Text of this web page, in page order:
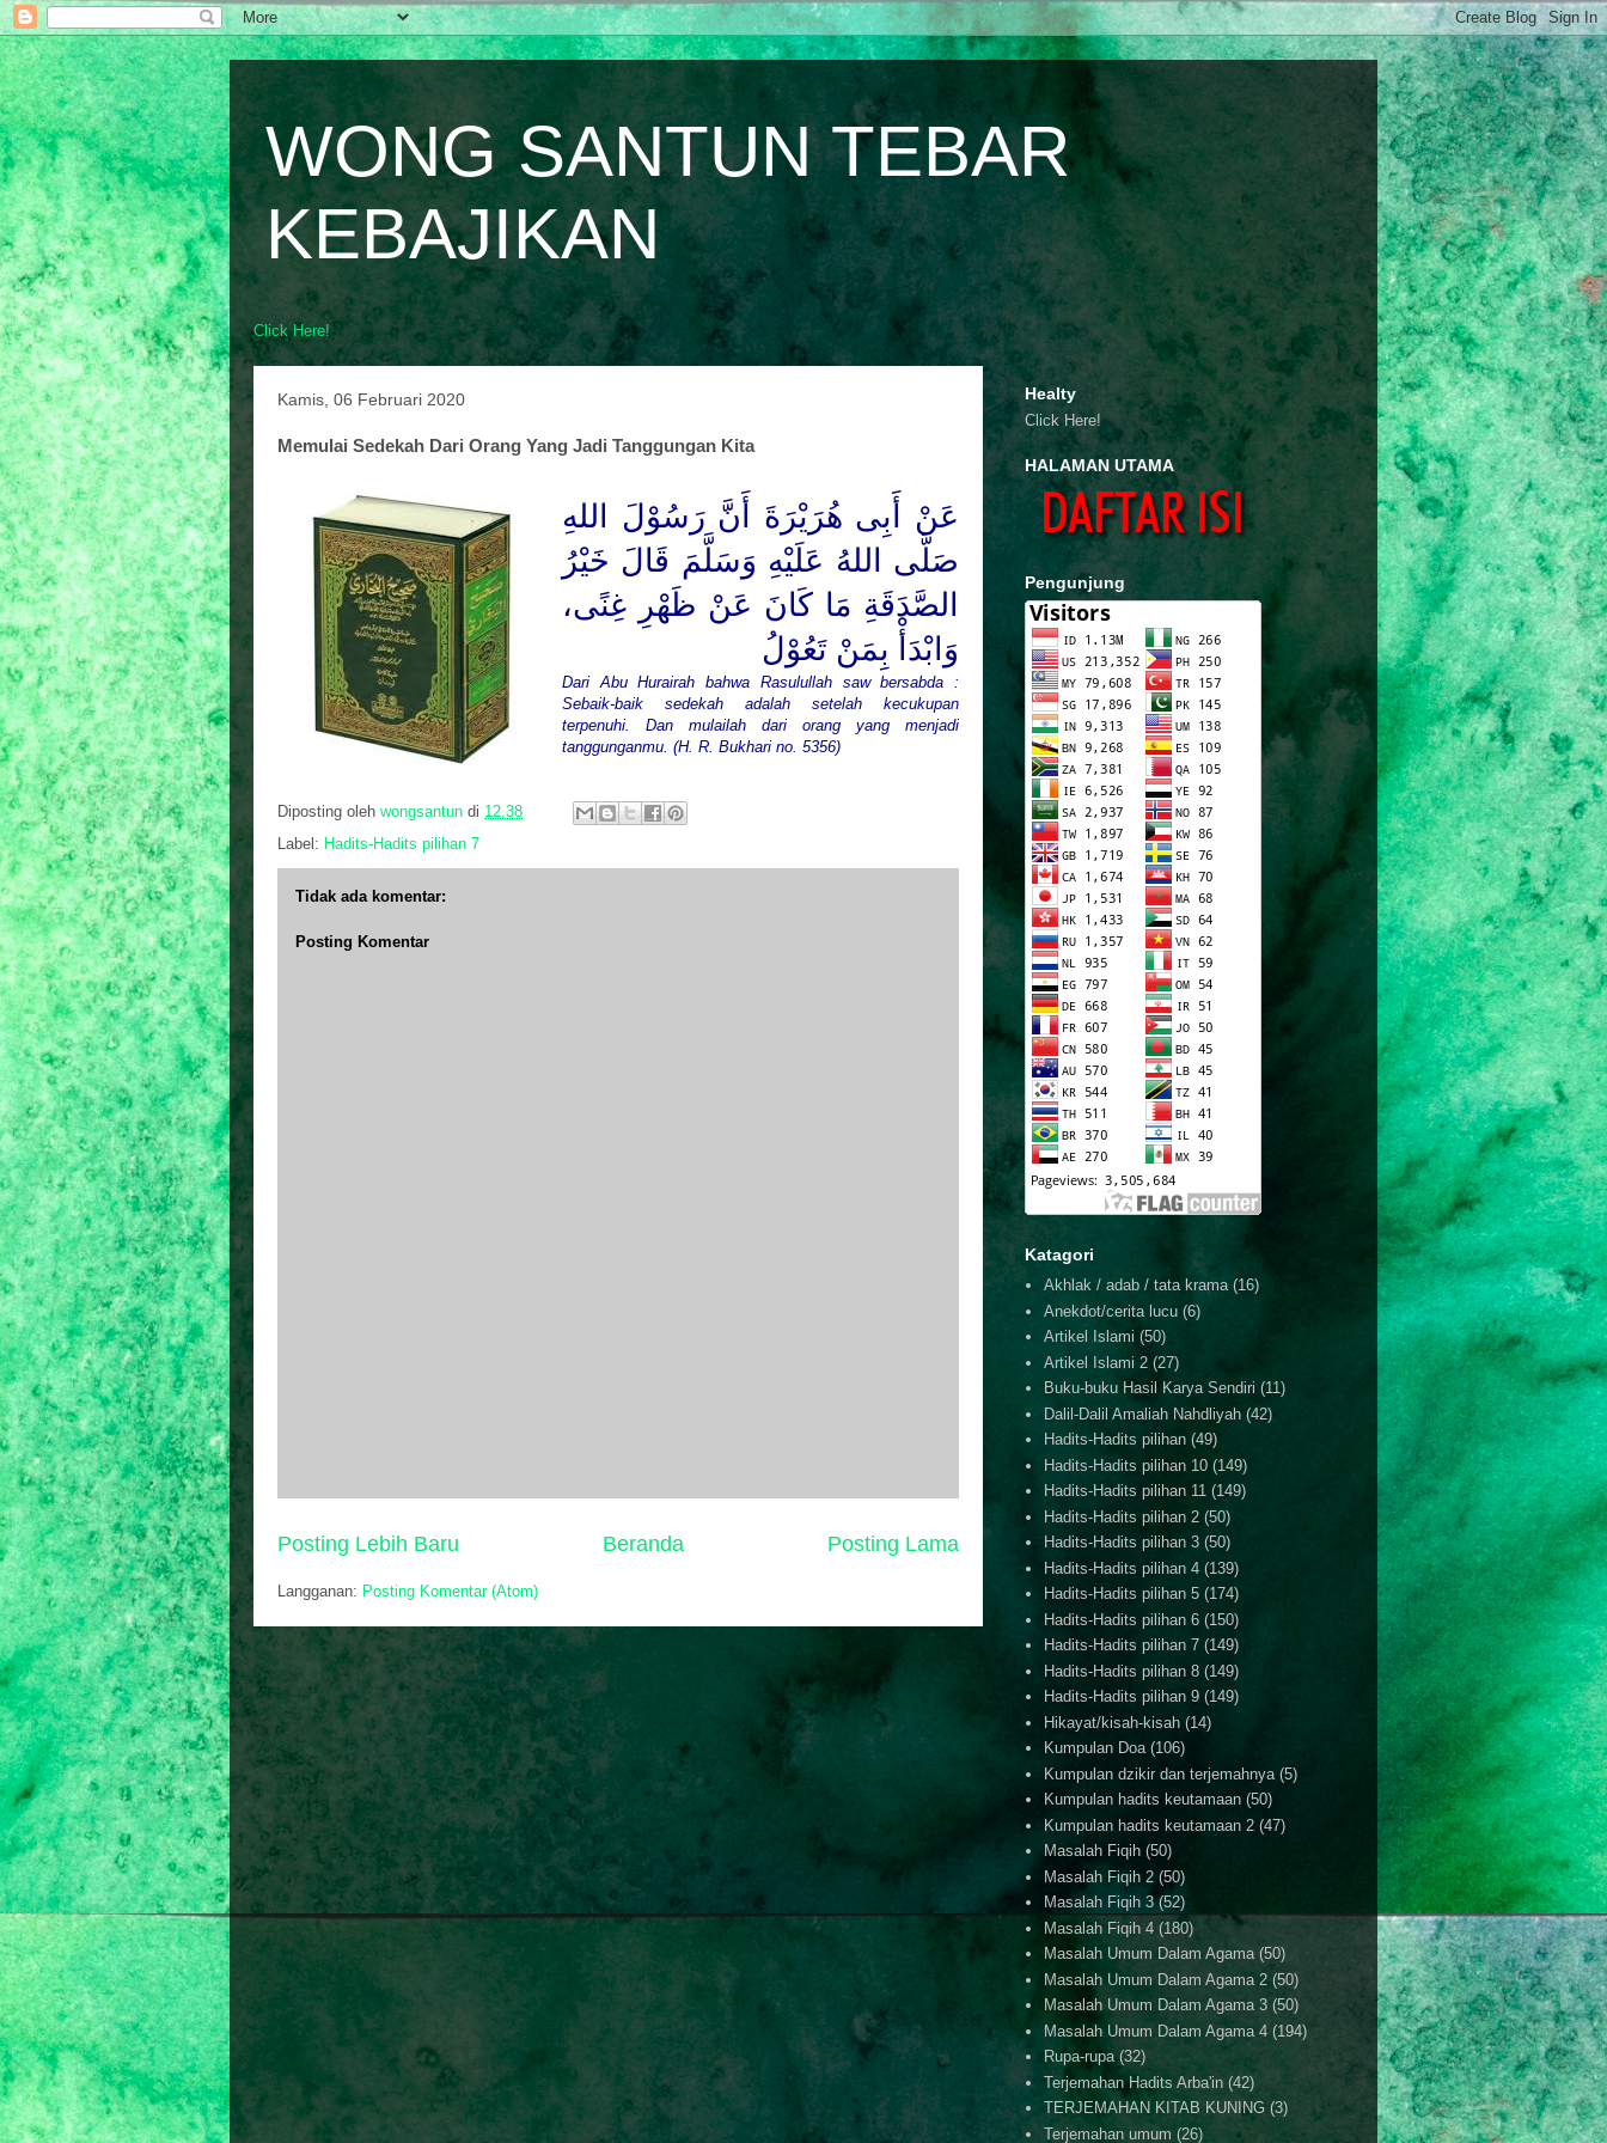
WONG SANTUN TEBAR
KEBAJIKAN
Click Here!
Kamis, 06 Februari 2020
Memulai Sedekah Dari Orang Yang Jadi Tanggungan Kita
عَنْ أَبِى هُرَيْرَةَ أَنَّ رَسُوْلَ
اللهِ
صَلَّى اللهُ عَلَيْهِ وَسَلَّمَ قَالَ خَيْرُ
الصَّدَقَةِ مَا كَانَ عَنْ ظَهْرِ غِنًى،
وَابْدَأْ بِمَنْ تَعُوْلُ
Dari Abu Hurairah bahwa Rasulullah saw bersabda :
Sebaik-baik sedekah adalah setelah kecukupan
terpenuhi. Dan mulailah dari orang yang menjadi
tanggunganmu. (H. R. Bukhari no. 5356)
Diposting oleh wongsantun di 12.38
Label: Hadits-Hadits pilihan 7
Tidak ada komentar:
Posting Komentar
Posting Lebih Baru Posting Lama
Beranda
Langganan: Posting Komentar (Atom)
Healty
Click Here!
HALAMAN UTAMA
Pengunjung
Katagori
Akhlak / adab / tata krama (16)
Anekdot/cerita lucu (6)
Artikel Islami (50)
Artikel Islami 2 (27)
Buku-buku Hasil Karya Sendiri (11)
Dalil-Dalil Amaliah Nahdliyah (42)
Hadits-Hadits pilihan (49)
Hadits-Hadits pilihan 10 (149)
Hadits-Hadits pilihan 11 (149)
Hadits-Hadits pilihan 2 (50)
Hadits-Hadits pilihan 3 (50)
Hadits-Hadits pilihan 4 (139)
Hadits-Hadits pilihan 5 (174)
Hadits-Hadits pilihan 6 (150)
Hadits-Hadits pilihan 7 (149)
Hadits-Hadits pilihan 8 (149)
Hadits-Hadits pilihan 9 (149)
Hikayat/kisah-kisah (14)
Kumpulan Doa (106)
Kumpulan dzikir dan terjemahnya (5)
Kumpulan hadits keutamaan (50)
Kumpulan hadits keutamaan 2 (47)
Masalah Fiqih (50)
Masalah Fiqih 2 (50)
Masalah Fiqih 3 (52)
Masalah Fiqih 4 (180)
Masalah Umum Dalam Agama (50)
Masalah Umum Dalam Agama 2 (50)
Masalah Umum Dalam Agama 3 (50)
Masalah Umum Dalam Agama 4 (194)
Rupa-rupa (32)
Terjemahan Hadits Arba'in (42)
TERJEMAHAN KITAB KUNING (3)
Terjemahan umum (26)